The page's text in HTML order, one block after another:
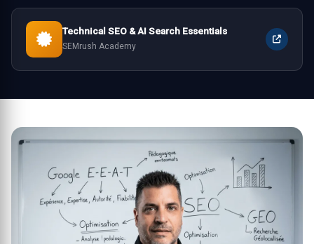
Technical SEO & AI Search Essentials
SEMrush Academy